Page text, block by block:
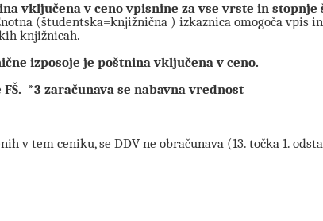
vključena v ceno vpisnine za vse vrste in stopnje
(študentska=knjižnična ) izkaznica omogoča vpis
knjižnicah.
izposoje je poštnina vključena v ceno.
*3 zaračunava se nabavna vrednost
v tem ceniku, se DDV ne obračunava (13. točka 1.